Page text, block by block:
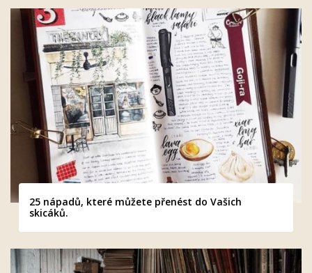
25 nápadů, které můžete přenést do Vašich
skicáků.